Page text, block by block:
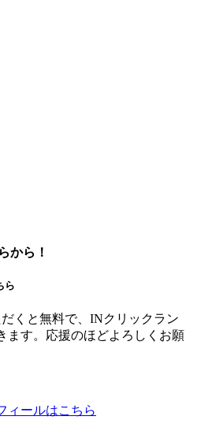
から！
ら
くと無料で、INクリックラン
ます。応援のほどよろしくお願
ィールはこちら